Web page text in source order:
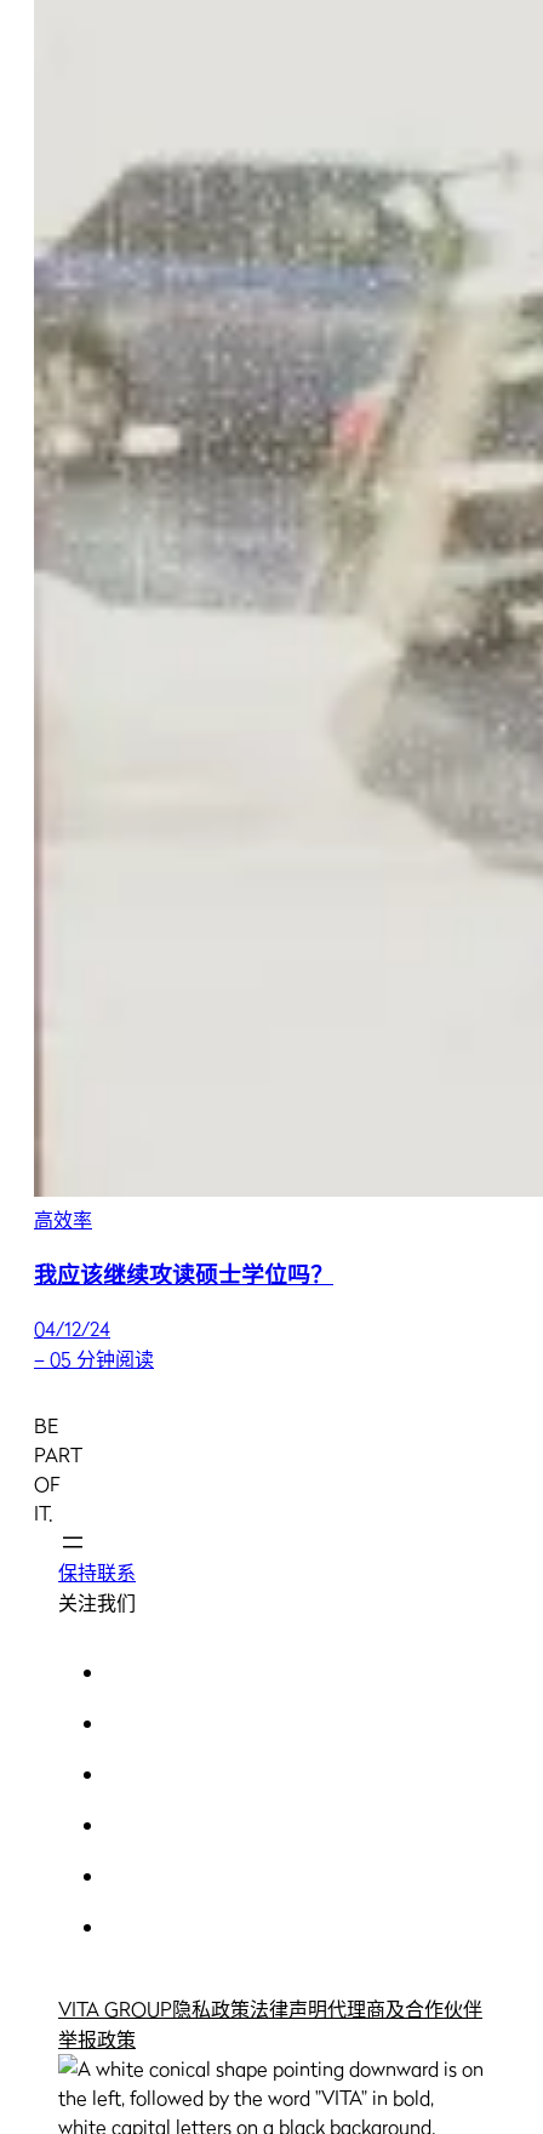
高效率
我应该继续攻读硕士学位吗？
04/12/24
–05 分钟阅读
BE
PART
OF
IT.
保持联系
关注我们
VITA GROUP隐私政策法律声明代理商及合作伙伴
举报政策